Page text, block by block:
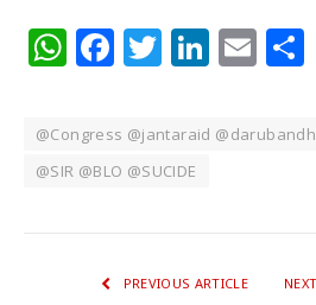
WhatsApp
Facebook
Twitter
@Congress @jantaraid
@SIR @BLO @SUCIDE
PREVIOUS ARTICLE